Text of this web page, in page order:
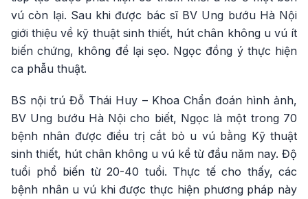
vú còn lại. Sau khi được bác sĩ BV Ung bướu Hà Nội
giới thiệu về kỹ thuật sinh thiết, hút chân không u vú ít
biến chứng, không để lại sẹo. Ngọc đồng ý thực hiện
ca phẫu thuật.
BS nội trú Đỗ Thái Huy – Khoa Chẩn đoán hình ảnh,
BV Ung bướu Hà Nội cho biết, Ngọc là một trong 70
bệnh nhân được điều trị cắt bỏ u vú bằng Kỹ thuật
sinh thiết, hút chân không u vú kể từ đầu năm nay. Độ
tuổi phổ biến từ 20-40 tuổi. Thực tế cho thấy, các
bệnh nhân u vú khi được thực hiện phương pháp này